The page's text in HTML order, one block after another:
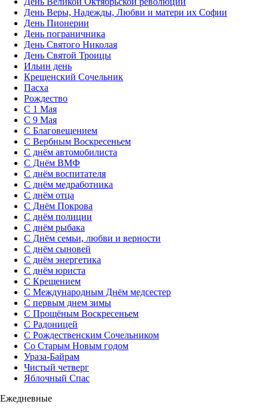
День Веры, Надежды, Любви и матери их Софии
День Пионерии
День пограничника
День Святого Николая
День Святой Троицы
Ильин день
Крещенский Сочельник
Пасха
Рождество
С 1 Мая
С 9 Мая
С Благовещением
С Вербным Воскресеньем
С днём автомобилиста
С Днём ВМФ
С днём воспитателя
С днём медработника
С днём отца
С Днём Покрова
С днём полиции
С днём рыбака
С Днём семьи, любви и верности
С днём сыновей
С днём энергетика
С днём юриста
С Крещением
С Международным Днём медсестер
С первым днем зимы
С Прощёным Воскресеньем
С Радоницей
С Рождественским Сочельником
Со Старым Новым годом
Ураза-Байрам
Чистый четверг
Яблочный Спас
Ежедневные